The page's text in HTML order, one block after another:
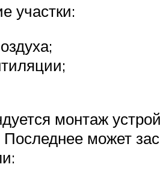
участки:
монтаж
может